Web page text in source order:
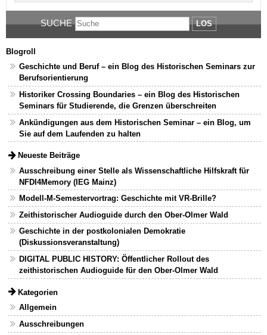
SUCHE LOS
Blogroll
Geschichte und Beruf – ein Blog des Historischen Seminars zur
Berufsorientierung
Historiker Crossing Boundaries – ein Blog des Historischen
Seminars für Studierende, die Grenzen überschreiten
Ankündigungen aus dem Historischen Seminar – ein Blog, um
Sie auf dem Laufenden zu halten
Neueste Beiträge
Ausschreibung einer Stelle als Wissenschaftliche Hilfskraft für
NFDI4Memory (IEG Mainz)
Modell-M-Semestervortrag: Geschichte mit VR-Brille?
Zeithistorischer Audioguide durch den Ober-Olmer Wald
Geschichte in der postkolonialen Demokratie
(Diskussionsveranstaltung)
DIGITAL PUBLIC HISTORY: Öffentlicher Rollout des
zeithistorischen Audioguide für den Ober-Olmer Wald
Kategorien
Allgemein
Ausschreibungen